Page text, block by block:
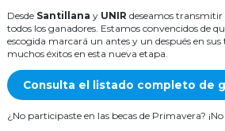
Desde Santillana y UNIR deseamos transmitir
todos los ganadores. Estamos convencidos de
escogida marcará un antes y un después en sus
muchos éxitos en esta nueva etapa.
Consulta el listado completo de
¿No participaste en las becas de Primavera?